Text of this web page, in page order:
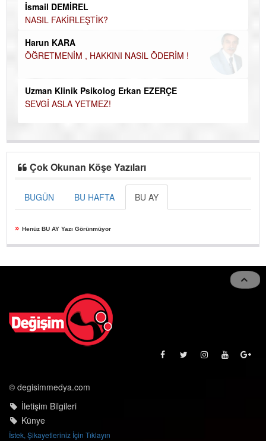
İsmail DEMİREL
NASIL FAKİRLEŞTİK?
Harun KARA
ÖĞRETMENİM , HAKKINI NASIL ÖDERİM !
Uzman Klinik Psikolog Erkan EZERÇE
SEVGİ ASLA YETMEZ!
Çok Okunan Köşe Yazıları
BUGÜN BU HAFTA BU AY
» Henüz BU AY Yazı Görünmüyor
© degisimmedya.com
İletişim Bilgileri
Künye
İstek, Şikayetleriniz İçin Tıklayın